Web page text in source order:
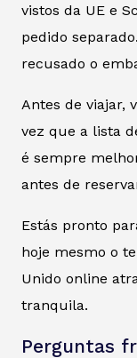
vistos da UE e
pedido
recusado o
Antes de viajar,
vez que a lista
é sempre
antes de
Estás pronto
hoje mesmo o
Unido online
tranquila.
Perguntas